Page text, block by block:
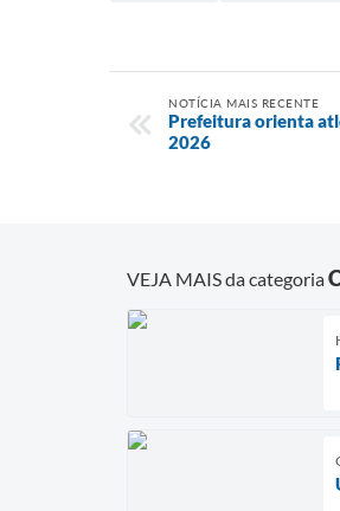
NOTÍCIA MAIS RECENTE
Prefeitura orienta
2026
VEJA MAIS da categoria